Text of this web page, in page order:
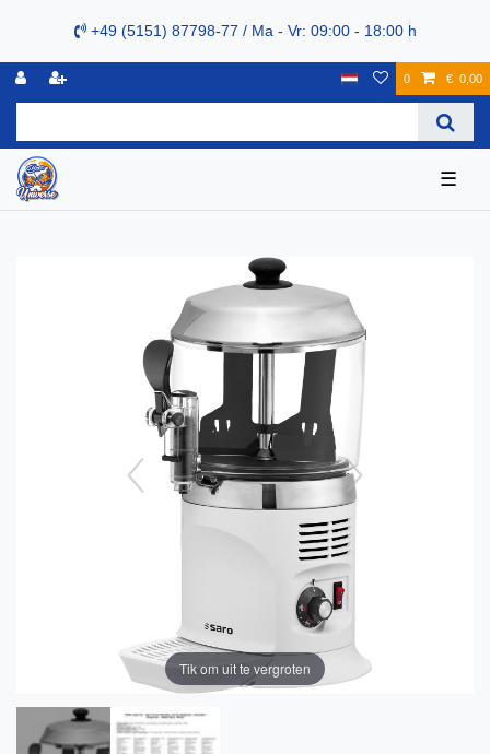
+49 (5151) 87798-77 / Ma - Vr: 09:00 - 18:00 h
0 € 0,00
☰
Tik om uit te vergroten